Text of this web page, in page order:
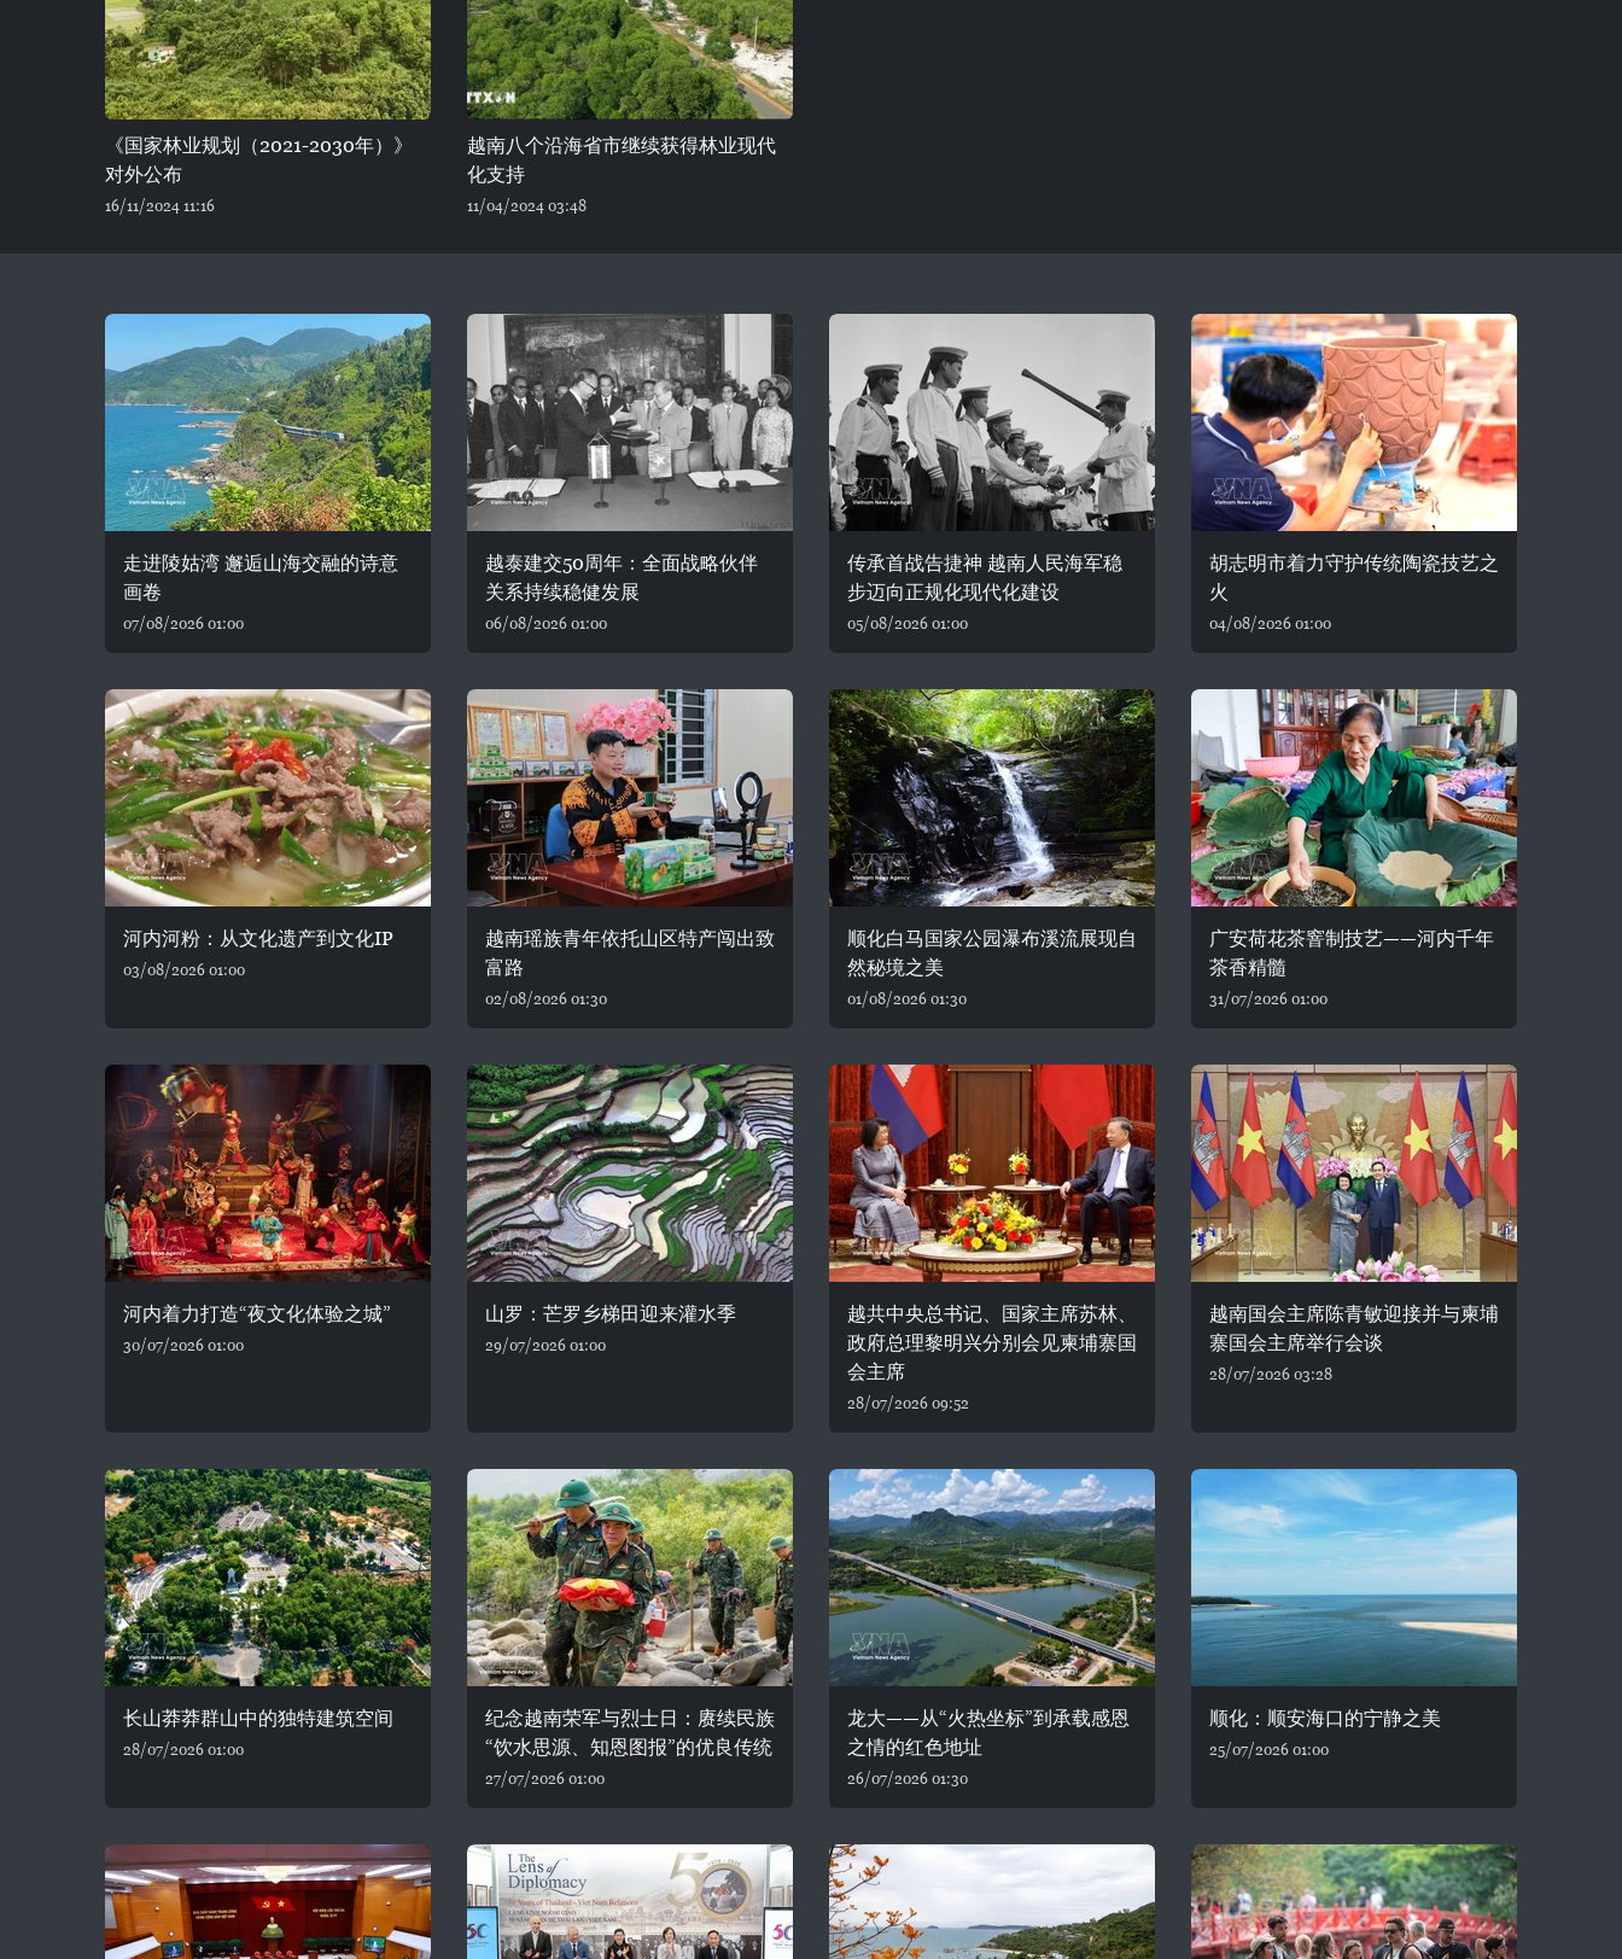
《国家林业规划（2021-2030年）》
对外公布
16/11/2024 11:16
越南八个沿海省市继续获得林业现代
化支持
11/04/2024 03:48
走进陵姑湾 邂逅山海交融的诗意
画卷
07/08/2026 01:00
越泰建交50周年：全面战略伙伴
关系持续稳健发展
06/08/2026 01:00
传承首战告捷神 越南人民海军稳
步迈向正规化现代化建设
05/08/2026 01:00
胡志明市着力守护传统陶瓷技艺之
火
04/08/2026 01:00
河内河粉：从文化遗产到文化IP
03/08/2026 01:00
越南瑶族青年依托山区特产闯出致
富路
02/08/2026 01:30
顺化白马国家公园瀑布溪流展现自
然秘境之美
01/08/2026 01:30
广安荷花茶窨制技艺——河内千年
茶香精髓
31/07/2026 01:00
河内着力打造“夜文化体验之城”
30/07/2026 01:00
山罗：芒罗乡梯田迎来灌水季
29/07/2026 01:00
越共中央总书记、国家主席苏林、
政府总理黎明兴分别会见柬埔寨国
会主席
28/07/2026 09:52
越南国会主席陈青敏迎接并与柬埔
寨国会主席举行会谈
28/07/2026 03:28
长山莽莽群山中的独特建筑空间
28/07/2026 01:00
纪念越南荣军与烈士日：赓续民族
“饮水思源、知恩图报”的优良传统
27/07/2026 01:00
龙大——从“火热坐标”到承载感恩
之情的红色地址
26/07/2026 01:30
顺化：顺安海口的宁静之美
25/07/2026 01:00